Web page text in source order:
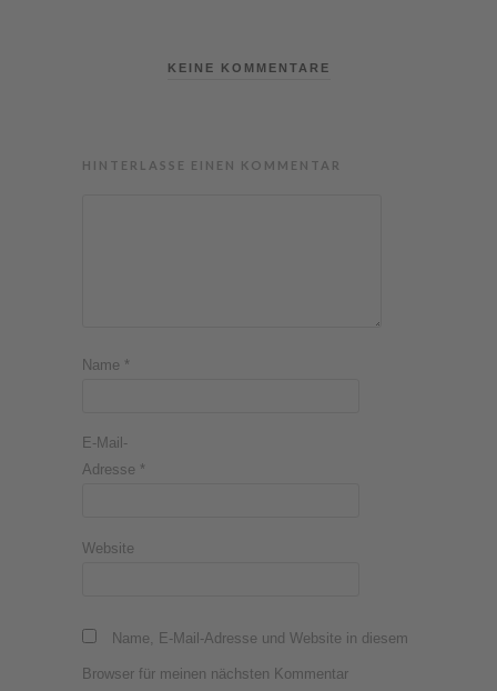
KEINE KOMMENTARE
HINTERLASSE EINEN KOMMENTAR
Name *
E-Mail-
Adresse *
Website
Name, E-Mail-Adresse und Website in diesem
Browser für meinen nächsten Kommentar